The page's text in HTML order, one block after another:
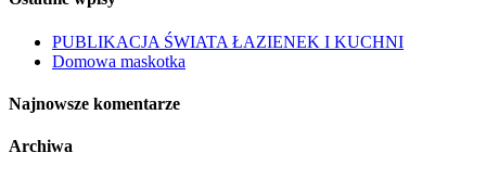
PUBLIKACJA ŚWIATA ŁAZIENEK I KUCHNI
Domowa maskotka
Najnowsze komentarze
Archiwa